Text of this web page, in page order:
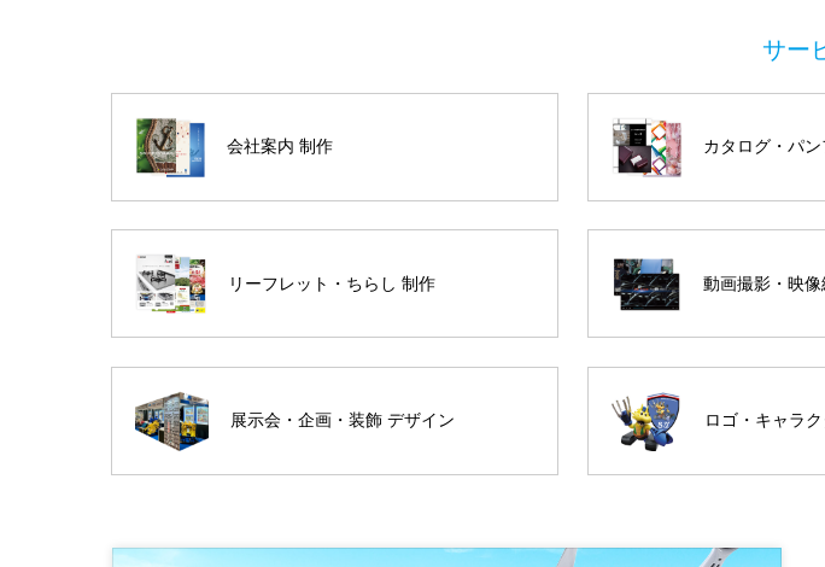
会社案内 制作 カタログ・パ
リーフレット・ちらし 制作 動画撮影・映像
展示会・企画・装飾 デザイン ロゴ・キャラ